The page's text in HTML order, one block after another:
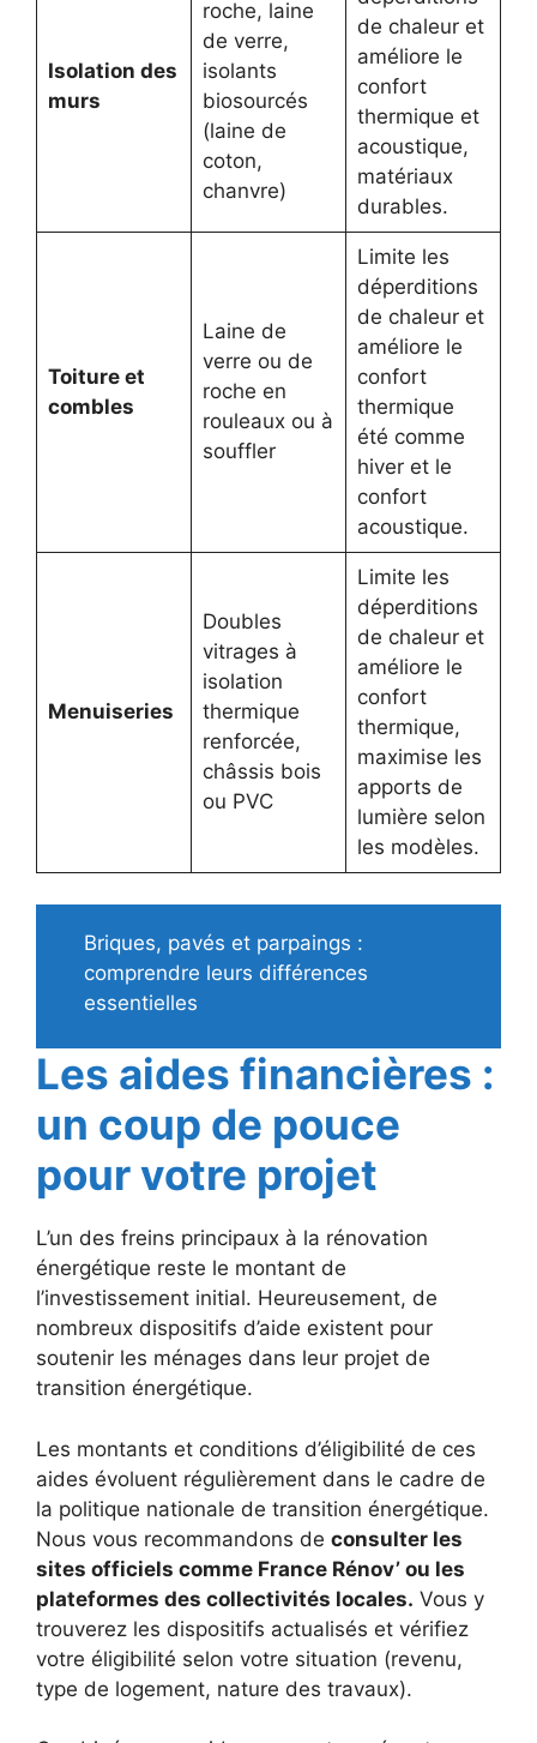
Isolation des
murs
roche, laine
de verre,
isolants
biosourcés
(laine de
coton,
chanvre)
de chaleur et
améliore le
confort
thermique et
acoustique,
matériaux
durables.
Toiture et
combles
Laine de
verre ou de
roche en
rouleaux ou à
souffler
Limite les
déperditions
de chaleur et
améliore le
confort
thermique
été comme
hiver et le
confort
acoustique.
Menuiseries
Doubles
vitrages à
isolation
thermique
renforcée,
châssis bois
ou PVC
Limite les
déperditions
de chaleur et
améliore le
confort
thermique,
maximise les
apports de
lumière selon
les modèles.
Briques, pavés et parpaings :
comprendre leurs différences
essentielles
Les aides financières :
un coup de pouce
pour votre projet
L’un des freins principaux à la rénovation
énergétique reste le montant de
l’investissement initial. Heureusement, de
nombreux dispositifs d’aide existent pour
soutenir les ménages dans leur projet de
transition énergétique.
Les montants et conditions d’éligibilité de ces
aides évoluent régulièrement dans le cadre de
la politique nationale de transition énergétique.
Nous vous recommandons de consulter les
sites officiels comme France Rénov’ ou les
plateformes des collectivités locales. Vous y
trouverez les dispositifs actualisés et vérifiez
votre éligibilité selon votre situation (revenu,
type de logement, nature des travaux).